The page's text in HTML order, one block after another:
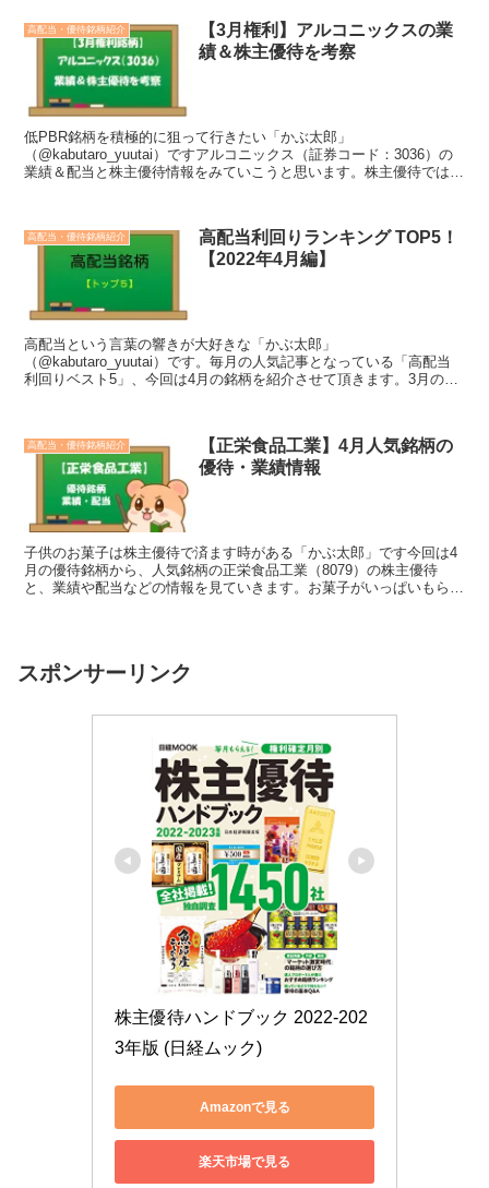
高配当・優待銘柄紹介
【3月権利】アルコニックスの業
績＆株主優待を考察
低PBR銘柄を積極的に狙って行きたい「かぶ太郎」
（@kabutaro_yuutai）ですアルコニックス（証券コード：3036）の
業績＆配当と株主優待情報をみていこうと思います。株主優待では3
高配当・優待銘柄紹介
高配当利回りランキング TOP5！
【2022年4月編】
高配当という言葉の響きが大好きな「かぶ太郎」
（@kabutaro_yuutai）です。毎月の人気記事となっている「高配当
利回りベスト5」、今回は4月の銘柄を紹介させて頂きます。3月の決
高配当・優待銘柄紹介
【正栄食品工業】4月人気銘柄の
優待・業績情報
子供のお菓子は株主優待で済ます時がある「かぶ太郎」です今回は4
月の優待銘柄から、人気銘柄の正栄食品工業（8079）の株主優待
と、業績や配当などの情報を見ていきます。お菓子がいっぱいもらえ
スポンサーリンク
株主優待ハンドブック 2022-202
3年版 (日経ムック)
Amazonで見る
楽天市場で見る